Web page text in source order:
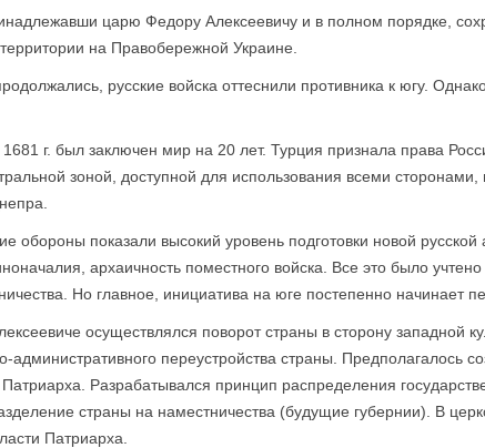
царю Федору Алексеевичу и в полном порядке,
на Правобережной Украине.
русские войска оттеснили противника к югу.
1681 г. был заключен мир на 20 лет. Турция признала права
зоной, доступной для использования всеми
обороны показали высокий уровень подготовки новой
архаичность поместного войска. Все это было
Но главное, инициатива на юге постепенно начинает
осуществлялся поворот страны в сторону западной
административного переустройства страны. Предполагалось
Разрабатывался принцип распределения
страны на наместничества (будущие губернии). В
Патриарха.